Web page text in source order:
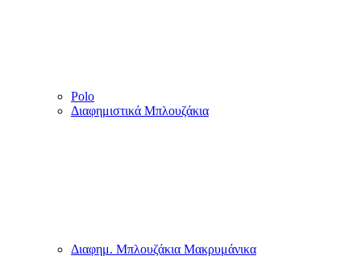
Polo
Διαφημιστικά Μπλουζάκια
Διαφημ. Μπλουζάκια Μακρυμάνικα